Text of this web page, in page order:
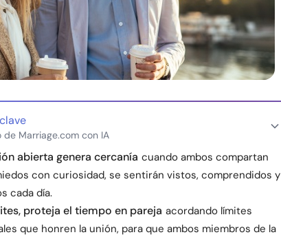
de Marriage.com con IA
abierta genera cercanía cuando ambos compartan
con curiosidad, se sentirán vistos, comprendidos y
cada día.
proteja el tiempo en pareja acordando límites
que honren la unión, para que ambos miembros de la